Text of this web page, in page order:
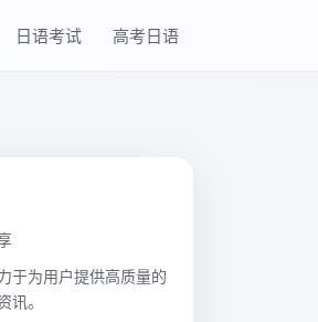
日语考试 高考日语
于为用户提供高质量的
讯。